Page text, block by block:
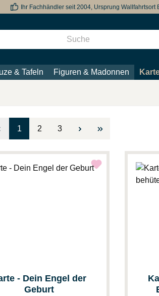
Ihr Fachhändler seit 2004, Ursprung Wallfahrtsort
& Tafeln Figuren & Madonnen
Seite
1 Seite
2 Seite
3
- Dein Engel der
Geburt